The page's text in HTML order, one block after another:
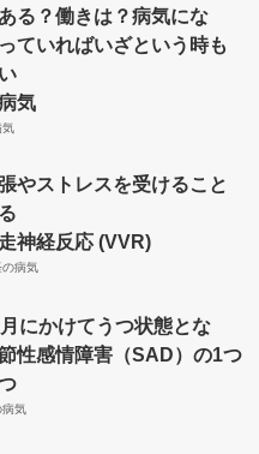
る？働きは？病気にな
ていればいざという時も
気
気
やストレスを受けること
神経反応 (VVR)
の病気
にかけてうつ状態とな
性感情障害（SAD）の1つ
病気